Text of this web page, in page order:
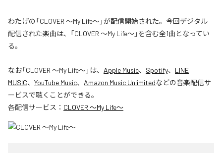
わたげの「CLOVER ～My Life～」が配信開始された。今回デジタル
配信された楽曲は、「CLOVER ～My Life～」を含む全1曲となってい
る。
なお「CLOVER ～My Life～」は、 Apple Music、 Spotify、 LINE
MUSIC、 YouTube Music、 Amazon Music Unlimitedなどの音楽配信サ
ービスで聴くことができる。
各配信サービス： CLOVER ～My Life～